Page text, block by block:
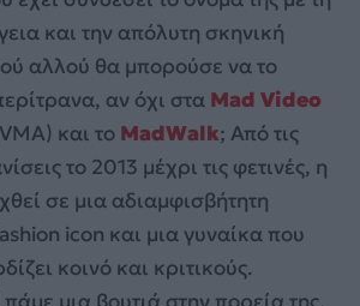
και την απόλυτη σκηνική
αλλού θα μπορούσε να το
αν όχι στα Mad Video
και το MadWalk; Από τις
το 2013 μέχρι τις φετινές, η
σε μια αδιαμφισβήτητη
icon και μια γυναίκα που
κοινό και κριτικούς.
πάμε μια βουτιά στην πορεία της,